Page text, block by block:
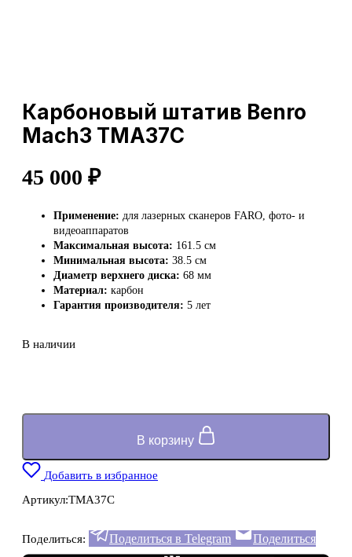
Карбоновый штатив Benro
Mach3 TMA37C
45 000 ₽
Применение: для лазерных сканеров FARO, фото- и
видеоаппаратов
Максимальная высота: 161.5 см
Минимальная высота: 38.5 см
Диаметр верхнего диска: 68 мм
Материал: карбон
Гарантия производителя: 5 лет
В наличии
В корзину
Добавить в избранное
Артикул:TMA37C
Поделиться: Поделиться в Telegram
Поделиться